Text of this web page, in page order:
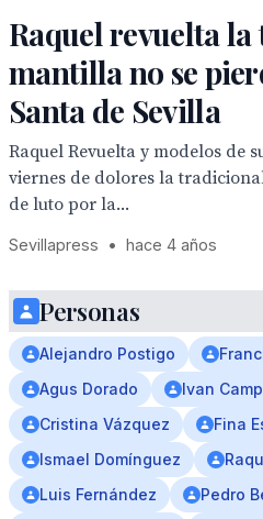
Raquel revuelta
mantilla no se
Santa de Sevilla
Raquel Revuelta y modelos de
viernes de dolores la
de luto por la...
Sevillapress • hace 4 años
Personas
Alejandro Postigo
Agus Dorado
Ivan
Cristina Vázquez
Fina
Ismael Domínguez
Luis Fernández
Pedro